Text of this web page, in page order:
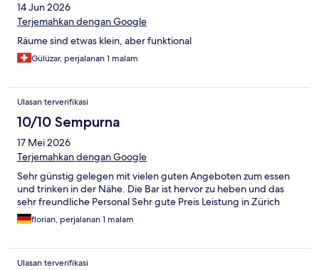
14 Jun 2026
Terjemahkan dengan Google
Räume sind etwas klein, aber funktional
Gülüzar, perjalanan 1 malam
Ulasan terverifikasi
10/10 Sempurna
17 Mei 2026
Terjemahkan dengan Google
Sehr günstig gelegen mit vielen guten Angeboten zum essen
und trinken in der Nähe. Die Bar ist hervor zu heben und das
sehr freundliche Personal Sehr gute Preis Leistung in Zürich
florian, perjalanan 1 malam
Ulasan terverifikasi